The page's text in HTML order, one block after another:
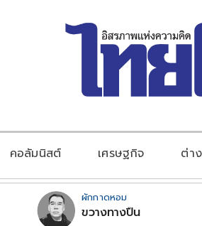
คอลัมนิสต์ เศรษฐกิจ ต่า
ผักกาดหอม
ขวางทางปืน